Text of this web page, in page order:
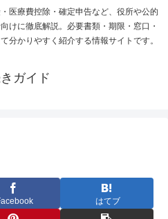
医療費控除・確定申告など、役所や公的
けに徹底解説。必要書類・期限・窓口・
分かりやすく紹介する情報サイトです。
ガイド
はてブ